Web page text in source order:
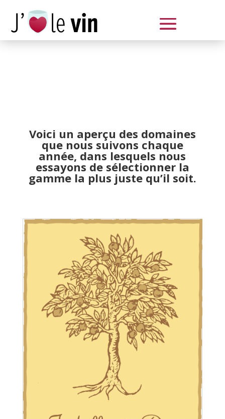
Voici un aperçu des domaines
que nous suivons chaque
année, dans lesquels nous
essayons de sélectionner la
gamme la plus juste qu’il soit.